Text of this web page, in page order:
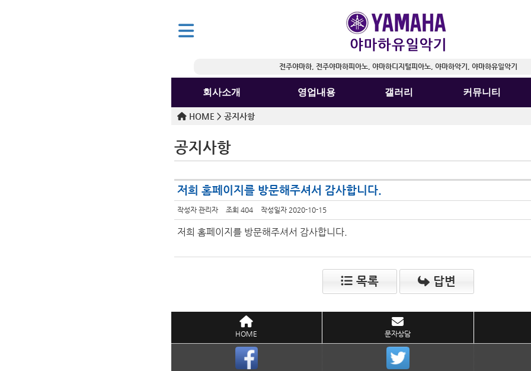
전주야마하, 전주야마하피아노, 야마하디지털피아노, 야마하악기, 야마하유일악기
회사소개 영업내용 갤러리 커뮤니티
HOME > 공지사항
공지사항
저희 홈페이지를 방문해주셔서 감사합니다.
작성자관리자 조회 404 작성일자2020-10-15
저희 홈페이지를 방문해주셔서 감사합니다.
목록 답변
HOME 문자상담